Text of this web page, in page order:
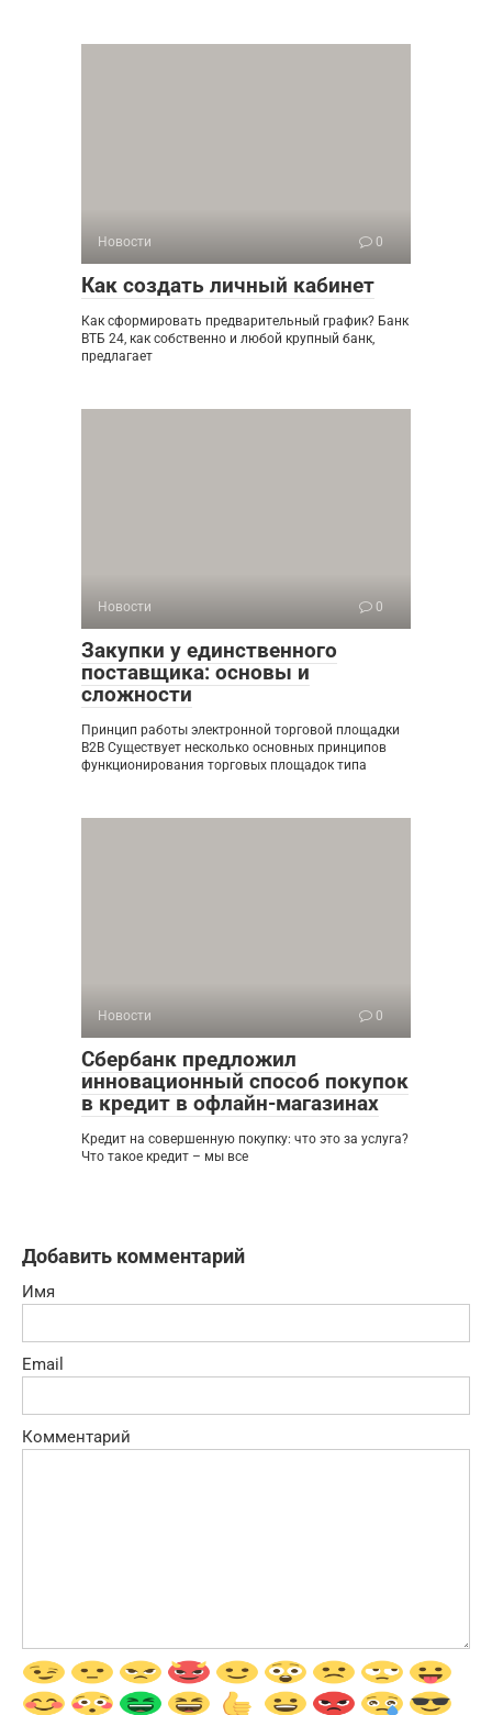
Новости 0
Как создать личный кабинет
Как сформировать предварительный график? Банк
ВТБ 24, как собственно и любой крупный банк,
предлагает
Новости 0
Закупки у единственного
поставщика: основы и
сложности
Принцип работы электронной торговой площадки
B2B Существует несколько основных принципов
функционирования торговых площадок типа
Новости 0
Сбербанк предложил
инновационный способ покупок
в кредит в офлайн-магазинах
Кредит на совершенную покупку: что это за услуга?
Что такое кредит – мы все
Добавить комментарий
Имя
Email
Комментарий